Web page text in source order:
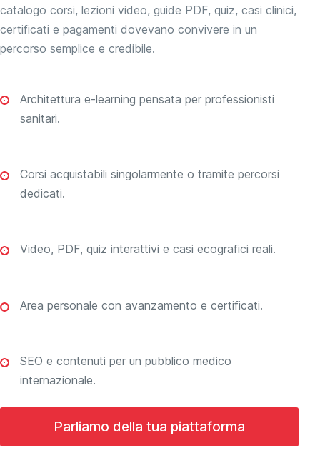
catalogo corsi, lezioni video, guide PDF, quiz, casi clinici,
certificati e pagamenti dovevano convivere in un
percorso semplice e credibile.
Architettura e-learning pensata per professionisti
sanitari.
Corsi acquistabili singolarmente o tramite percorsi
dedicati.
Video, PDF, quiz interattivi e casi ecografici reali.
Area personale con avanzamento e certificati.
SEO e contenuti per un pubblico medico
internazionale.
Parliamo della tua piattaforma